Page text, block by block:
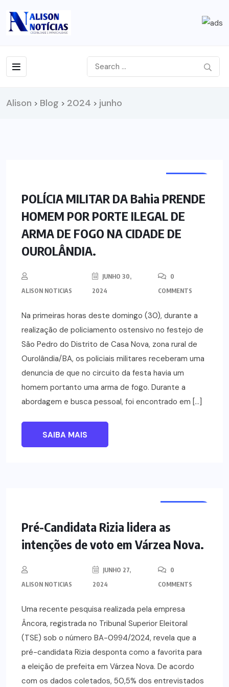
Alison > Blog > 2024 > junho
POLÍCIA MILITAR DA Bahia PRENDE
HOMEM POR PORTE ILEGAL DE
ARMA DE FOGO NA CIDADE DE
OUROLÂNDIA.
ALISON NOTICIAS
JUNHO 30,
2024
0
COMMENTS
Na primeiras horas deste domingo (30), durante a
realização de policiamento ostensivo no festejo de
São Pedro do Distrito de Casa Nova, zona rural de
Ourolândia/BA, os policiais militares receberam uma
denuncia de que no circuito da festa havia um
homem portanto uma arma de fogo. Durante a
abordagem e busca pessoal, foi encontrado em […]
SAIBA MAIS
Pré-Candidata Rizia lidera as
intenções de voto em Várzea Nova.
ALISON NOTICIAS
JUNHO 27,
2024
0
COMMENTS
Uma recente pesquisa realizada pela empresa
Âncora, registrada no Tribunal Superior Eleitoral
(TSE) sob o número BA-0994/2024, revela que a
pré-candidata Rizia desponta como a favorita para
a eleição de prefeita em Várzea Nova. De acordo
com os dados coletados, 50,5% dos entrevistados